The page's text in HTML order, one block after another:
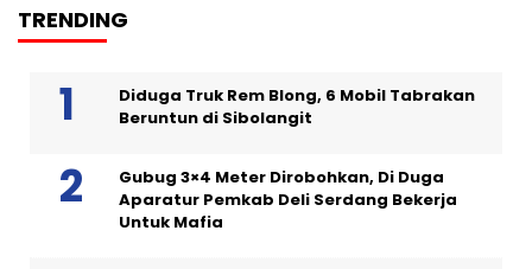
TRENDING
Diduga Truk Rem Blong, 6 Mobil Tabrakan
Beruntun di Sibolangit
Gubug 3×4 Meter Dirobohkan, Di Duga
Aparatur Pemkab Deli Serdang Bekerja
Untuk Mafia